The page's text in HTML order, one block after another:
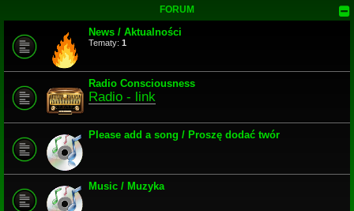
FORUM
News / Aktualności
Tematy: 1
Radio Consciousness
Radio - link
Please add a song / Proszę dodać twór
Music / Muzyka